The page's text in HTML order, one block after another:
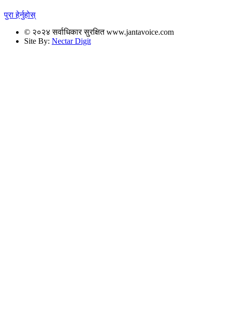
पुरा हेर्नुहोस्
© २०२४ सर्वाधिकार सुरक्षित www.jantavoice.com
Site By: Nectar Digit